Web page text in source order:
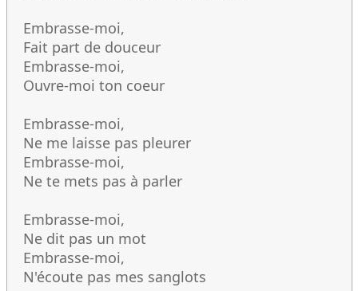
Embrasse-moi,
Fait part de douceur
Embrasse-moi,
Ouvre-moi ton coeur
Embrasse-moi,
Ne me laisse pas pleurer
Embrasse-moi,
Ne te mets pas à parler
Embrasse-moi,
Ne dit pas un mot
Embrasse-moi,
N'écoute pas mes sanglots